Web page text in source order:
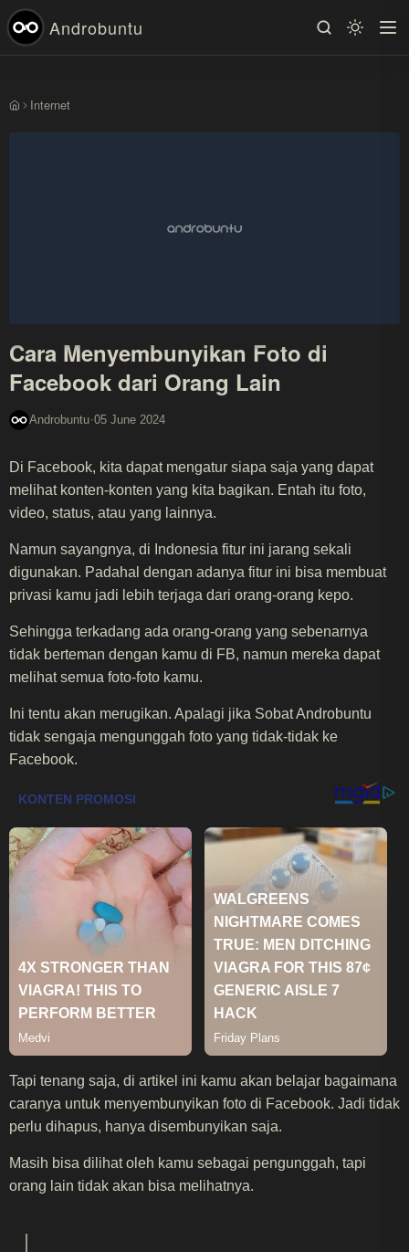
Androbuntu
BerandaInternet
Cara Menyembunyikan Foto di
Facebook dari Orang Lain
Androbuntu·05 June 2024
Di Facebook, kita dapat mengatur siapa saja yang dapat
melihat konten-konten yang kita bagikan. Entah itu foto,
video, status, atau yang lainnya.
Namun sayangnya, di Indonesia fitur ini jarang sekali
digunakan. Padahal dengan adanya fitur ini bisa membuat
privasi kamu jadi lebih terjaga dari orang-orang kepo.
Sehingga terkadang ada orang-orang yang sebenarnya
tidak berteman dengan kamu di FB, namun mereka dapat
melihat semua foto-foto kamu.
Ini tentu akan merugikan. Apalagi jika Sobat Androbuntu
tidak sengaja mengunggah foto yang tidak-tidak ke
Facebook.
Tapi tenang saja, di artikel ini kamu akan belajar bagaimana
caranya untuk menyembunyikan foto di Facebook. Jadi tidak
perlu dihapus, hanya disembunyikan saja.
Masih bisa dilihat oleh kamu sebagai pengunggah, tapi
orang lain tidak akan bisa melihatnya.